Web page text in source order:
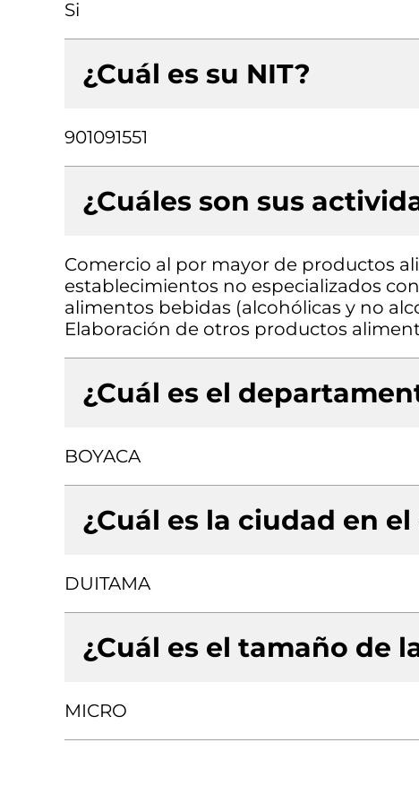
Si
¿Cuál es su NIT?
901091551
¿Cuáles son sus
Comercio al por mayor de productos
establecimientos no especializados
alimentos bebidas (alcohólicas y no
Elaboración de otros productos
¿Cuál es el
BOYACA
¿Cuál es la ciudad en
DUITAMA
¿Cuál es el tamaño de
MICRO